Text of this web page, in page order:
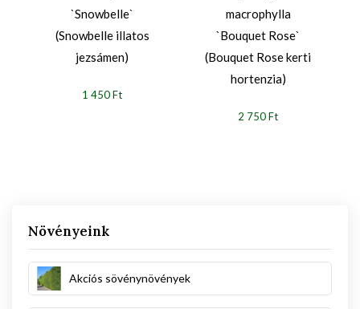
Növényeink
Akciós sövénynövények
`Snowbelle`
(Snowbelle illatos
jezsámen)
1 450 Ft
macrophylla
`Bouquet Rose`
(Bouquet Rose kerti
hortenzia)
2 750 Ft